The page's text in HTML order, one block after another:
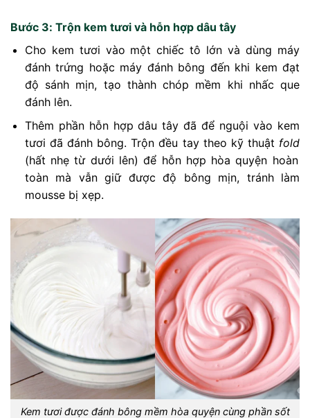
Bước 3: Trộn kem tươi và hỗn hợp dâu tây
Cho kem tươi vào một chiếc tô lớn và dùng máy
đánh trứng hoặc máy đánh bông đến khi kem đạt
độ sánh mịn, tạo thành chóp mềm khi nhấc que
đánh lên.
Thêm phần hỗn hợp dâu tây đã để nguội vào kem
tươi đã đánh bông. Trộn đều tay theo kỹ thuật fold
(hất nhẹ từ dưới lên) để hỗn hợp hòa quyện hoàn
toàn mà vẫn giữ được độ bông mịn, tránh làm
mousse bị xẹp.
Kem tươi được đánh bông mềm hòa quyện cùng phần sốt